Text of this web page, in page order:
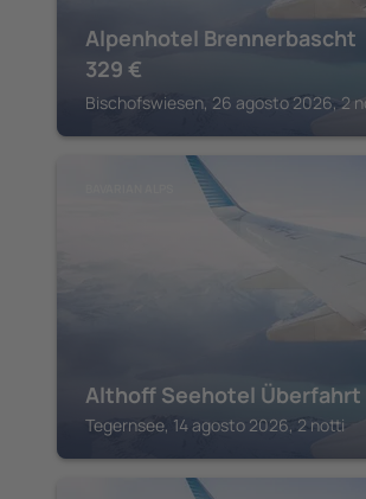
Alpenhotel Brennerbascht
329 €
Bischofswiesen, 26 agosto 2026, 2
Althoff Seehotel Überfahrt
Tegernsee, 14 agosto 2026, 2 notti